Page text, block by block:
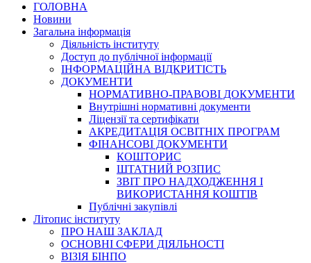
ГОЛОВНА
Новини
Загальна інформація
Діяльність інституту
Доступ до публічної інформації
ІНФОРМАЦІЙНА ВІДКРИТІСТЬ
ДОКУМЕНТИ
НОРМАТИВНО-ПРАВОВІ ДОКУМЕНТИ
Внутрішні нормативні документи
Ліцензії та сертифікати
АКРЕДИТАЦІЯ ОСВІТНІХ ПРОГРАМ
ФІНАНСОВІ ДОКУМЕНТИ
КОШТОРИС
ШТАТНИЙ РОЗПИС
ЗВІТ ПРО НАДХОДЖЕННЯ І
ВИКОРИСТАННЯ КОШТІВ
Публічні закупівлі
Літопис інституту
ПРО НАШ ЗАКЛАД
ОСНОВНІ СФЕРИ ДІЯЛЬНОСТІ
ВІЗІЯ БІНПО